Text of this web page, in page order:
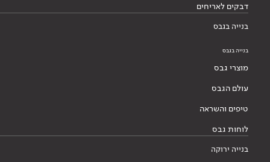
דבקים לאריחים
בנייה בגבס
בנייה בגבס
מוצרי גבס
עולם הגבס
טיפים והשראה
לוחות גבס
בנייה ירוקה